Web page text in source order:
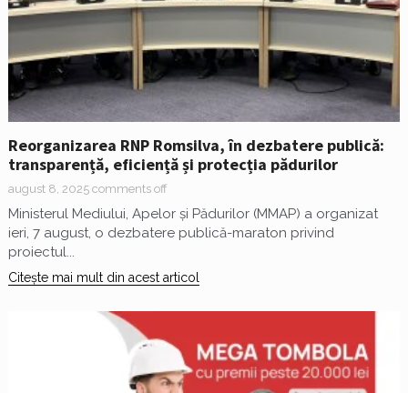
Reorganizarea RNP Romsilva, în dezbatere publică:
transparență, eficiență și protecția pădurilor
august 8, 2025 comments off
Ministerul Mediului, Apelor și Pădurilor (MMAP) a organizat
ieri, 7 august, o dezbatere publică-maraton privind
proiectul...
Citește mai mult din acest articol